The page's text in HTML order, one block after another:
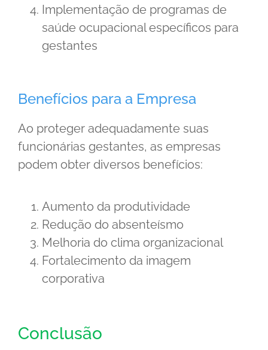
Implementação de programas de
saúde ocupacional específicos para
gestantes
Benefícios para a Empresa
Ao proteger adequadamente suas
funcionárias gestantes, as empresas
podem obter diversos benefícios:
Aumento da produtividade
Redução do absenteísmo
Melhoria do clima organizacional
Fortalecimento da imagem
corporativa
Conclusão